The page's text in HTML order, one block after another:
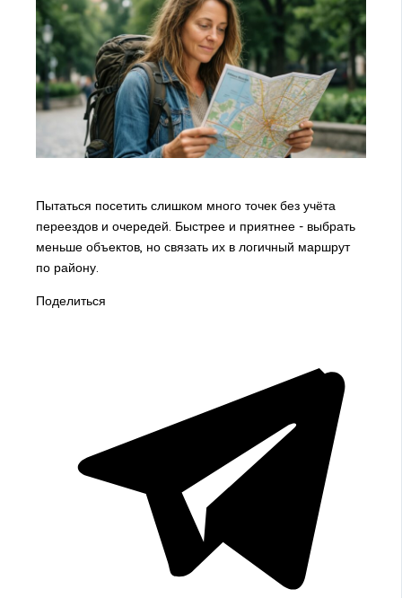
Пытаться посетить слишком много точек без учёта
переездов и очередей. Быстрее и приятнее - выбрать
меньше объектов, но связать их в логичный маршрут
по району.
Поделиться